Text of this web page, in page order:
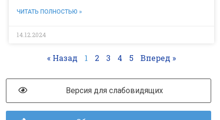
ЧИТАТЬ ПОЛНОСТЬЮ »
14.12.2024
« Назад 1 2 3 4 5 Вперед »
Версия для слабовидящих